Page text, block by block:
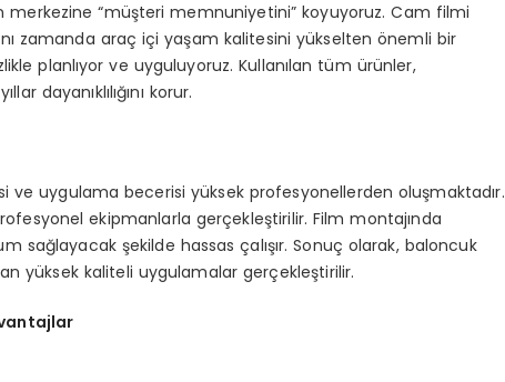
“müşteri memnuniyetini” koyuyoruz. Cam filmi
zamanda araç içi yaşam kalitesini yükselten önemli bir
planlıyor ve uyguluyoruz. Kullanılan tüm ürünler,
dayanıklılığını korur.
ve uygulama becerisi yüksek profesyonellerden oluşmaktadır.
ekipmanlarla gerçekleştirilir. Film montajında
sağlayacak şekilde hassas çalışır. Sonuç olarak, baloncuk
yüksek kaliteli uygulamalar gerçekleştirilir.